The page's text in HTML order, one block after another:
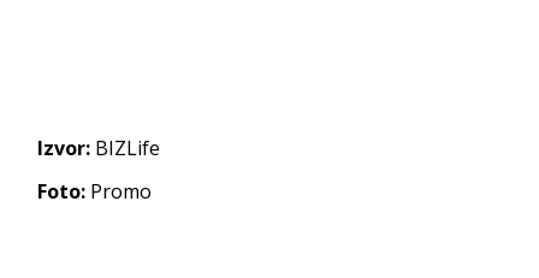
Izvor: BIZLife
Foto: Promo